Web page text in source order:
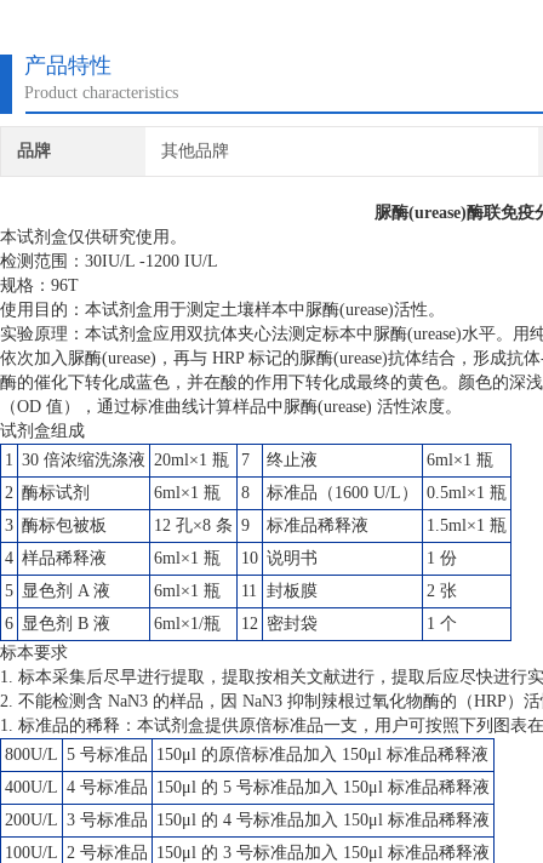
产品特性
Product characteristics
品牌 其他品牌
脲酶(urease)酶联免
本试剂盒仅供研究使用。
检测范围：30IU/L -1200 IU/L
规格：96T
使用目的：本试剂盒用于测定土壤样本中脲酶(urease)活性。
实验原理： 本试剂盒应用双抗体夹心法测定标本中脲酶(urease)水平。
依次加入脲酶(urease)，再与 HRP 标记的脲酶(urease)抗体结合，形成
酶的催化下转化成蓝色，并在酸的作用下转化成最终的黄色。颜色的深
（OD 值），通过标准曲线计算样品中脲酶(urease) 活性浓度。
试剂盒组成
1 30 倍浓缩洗涤液 20ml×1 瓶 7 终止液
6ml×1 瓶
2 酶标试剂 6ml×1 瓶 8 标准品（1600 U/L）
0.5ml×1 瓶
3 酶标包被板 12 孔×8 条 9 标准品稀释液
1.5ml×1 瓶
4 样品稀释液 6ml×1 瓶 10 说明书
1 份
5 显色剂 A 液 6ml×1 瓶 11 封板膜
2 张
6 显色剂 B 液 6ml×1/瓶 12 密封袋
1 个
标本要求
1. 标本采集后尽早进行提取，提取按相关文献进行，提取后应尽快进
2. 不能检测含 NaN3 的样品，因 NaN3 抑制辣根过氧化物酶的（HRP）
1. 标准品的稀释：本试剂盒提供原倍标准品一支，用户可按照下列图表
800U/L 5 号标准品 150μl 的原倍标准品加入 150μl 标准品稀释液
400U/L 4 号标准品 150μl 的 5 号标准品加入 150μl 标准品稀释液
200U/L 3 号标准品 150μl 的 4 号标准品加入 150μl 标准品稀释液
100U/L 2 号标准品 150μl 的 3 号标准品加入 150μl 标准品稀释液